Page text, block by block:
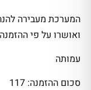
המערכת מעבירה
ואושרו על פי
עמותה
סכום ההזמנה: 117